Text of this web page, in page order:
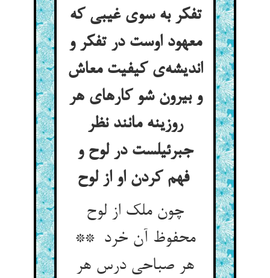
تفکر به سوی غیبی که
معهود اوست در تفکر و
اندیشه‌ی کیفیت معاش
و بیرون شو کارهای هر
روزینه مانند نظر
جبرئیلست در لوح و
فهم کردن او از لوح
چون ملک از لوح
محفوظ آن خرد **
هر صباحی درس هر